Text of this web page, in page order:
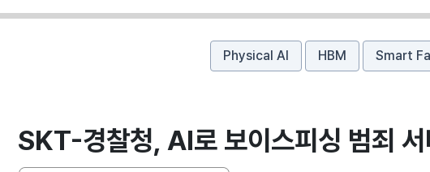
Physical AI HBM Smart
SKT-경찰청, AI로 보이스피싱 범죄